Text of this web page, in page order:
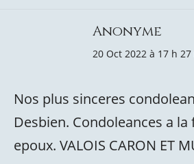
Anonyme
20 Oct 2022 à 17 h
Nos plus sinceres
Desbien. Condoleances a
epoux. VALOIS CARON ET